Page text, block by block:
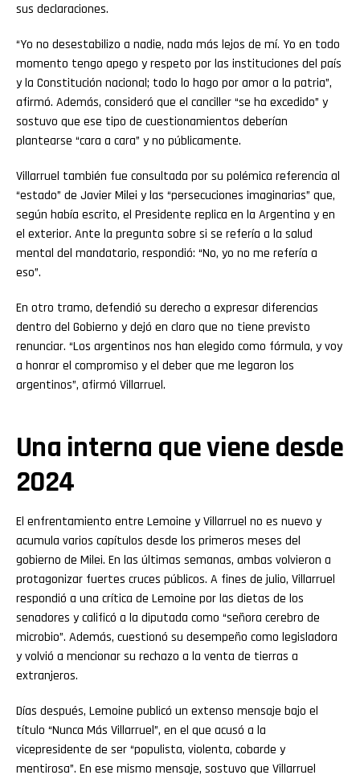
sus declaraciones.
“Yo no desestabilizo a nadie, nada más lejos de mí. Yo en todo
momento tengo apego y respeto por las instituciones del país
y la Constitución nacional; todo lo hago por amor a la patria”,
afirmó. Además, consideró que el canciller “se ha excedido” y
sostuvo que ese tipo de cuestionamientos deberían
plantearse “cara a cara” y no públicamente.
Villarruel también fue consultada por su polémica referencia al
“estado” de Javier Milei y las “persecuciones imaginarias” que,
según había escrito, el Presidente replica en la Argentina y en
el exterior. Ante la pregunta sobre si se refería a la salud
mental del mandatario, respondió: “No, yo no me refería a
eso”.
En otro tramo, defendió su derecho a expresar diferencias
dentro del Gobierno y dejó en claro que no tiene previsto
renunciar. “Los argentinos nos han elegido como fórmula, y voy
a honrar el compromiso y el deber que me legaron los
argentinos”, afirmó Villarruel.
Una interna que viene desde
2024
El enfrentamiento entre Lemoine y Villarruel no es nuevo y
acumula varios capítulos desde los primeros meses del
gobierno de Milei. En las últimas semanas, ambas volvieron a
protagonizar fuertes cruces públicos. A fines de julio, Villarruel
respondió a una crítica de Lemoine por las dietas de los
senadores y calificó a la diputada como “señora cerebro de
microbio”. Además, cuestionó su desempeño como legisladora
y volvió a mencionar su rechazo a la venta de tierras a
extranjeros.
Días después, Lemoine publicó un extenso mensaje bajo el
título “Nunca Más Villarruel”, en el que acusó a la
vicepresidente de ser “populista, violenta, cobarde y
mentirosa”. En ese mismo mensaje, sostuvo que Villarruel